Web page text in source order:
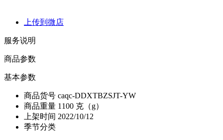
上传到微店
服务说明
商品参数
基本参数
商品货号 caqc-DDXTBZSJT-YW
商品重量 1100 克（g）
上架时间 2022/10/12
季节分类